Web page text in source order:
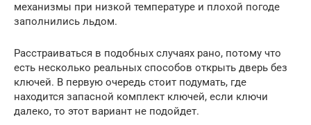
механизмы при низкой температуре и плохой погоде
заполнились льдом.
Расстраиваться в подобных случаях рано, потому что
есть несколько реальных способов открыть дверь без
ключей. В первую очередь стоит подумать, где
находится запасной комплект ключей, если ключи
далеко, то этот вариант не подойдет.